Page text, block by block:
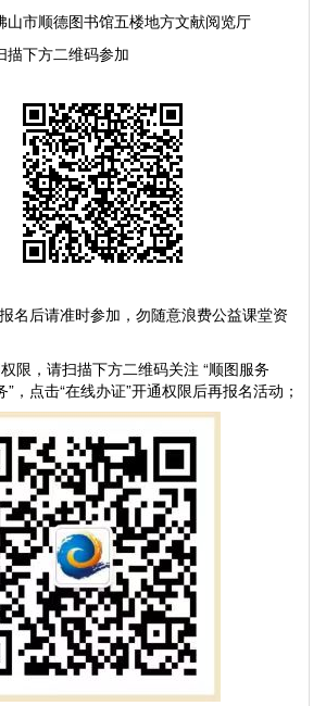
山市顺德图书馆五楼地方文献阅览厅
描下方二维码参加
名后请准时参加，勿随意浪费公益课堂资
限，请扫描下方二维码关注 “顺图服务
， 点击“在线办证”开通权限后再报名活动；